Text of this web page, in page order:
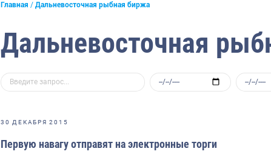
Главная Дальневосточная рыбная биржа
Дальневосточная
30 ДЕКАБРЯ 2015
Первую навагу отправят на электронные торги